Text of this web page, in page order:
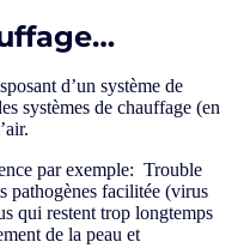
d’un système de
systèmes de chauffage (en
par exemple: Trouble
pathogènes facilitée (virus
qui restent trop longtemps
de la peau et